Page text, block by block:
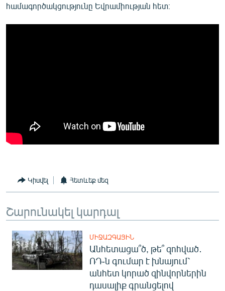
համագործակցությունը Եվրամիության հետ։
Կիսվել Հետևեք մեզ
Շարունակել կարդալ
ՄԻՋԱԶԳԱՅԻՆ
Անհետացա՞ծ, թե՞ զոհված․
ՌԴ-ն գումար է խնայում՝
անհետ կորած զինվորներին
դասալիք գրանցելով